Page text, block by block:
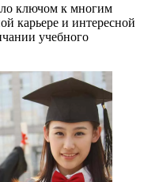
ключом к многим
карьере и интересной
учебного